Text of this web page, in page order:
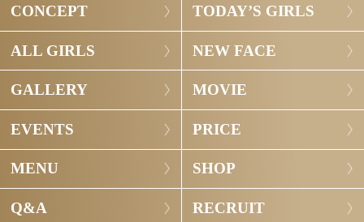
CONCEPT TODAY’S GIRLS
ALL GIRLS NEW FACE
GALLERY MOVIE
EVENTS PRICE
MENU SHOP
Q&A RECRUIT